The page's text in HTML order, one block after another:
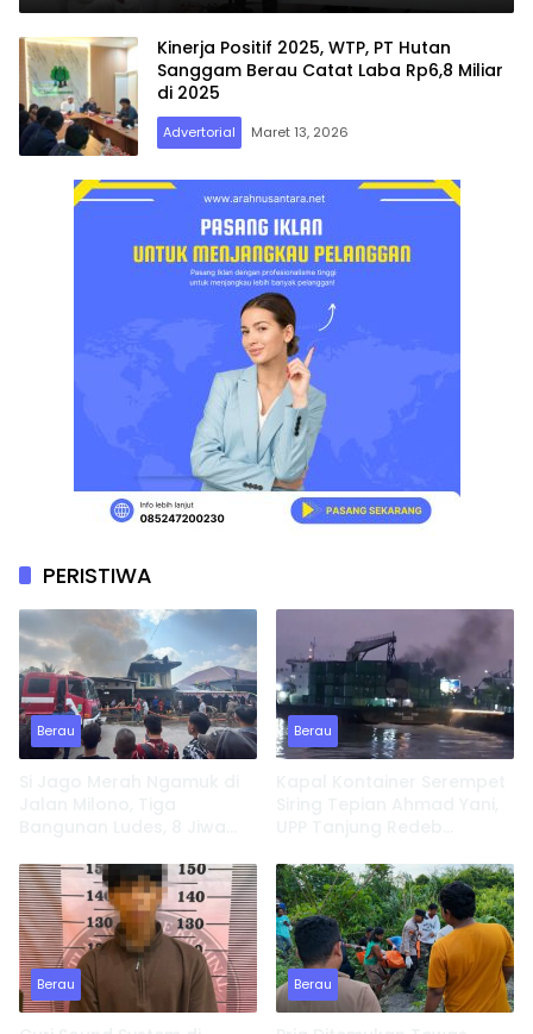
Kinerja Positif 2025, WTP, PT Hutan
Sanggam Berau Catat Laba Rp6,8 Miliar
di 2025
Advertorial Maret 13, 2026
PERISTIWA
Berau
Tinggal
Berau
Berau Berau